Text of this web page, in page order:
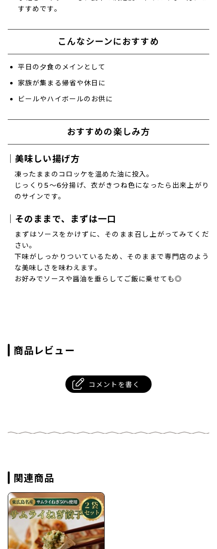
すすめです。
こんなシーンにおすすめ
平日の夕食のメインとして
家族が集まる帰省や休日に
ビールやハイボールのお供に
おすすめの楽しみ方
｜美味しい揚げ方
凍ったままのコロッケを温めた油に投入。
じっくり5～6分揚げ、衣がきつね色になったら出来上がり
のサインです。
｜そのままで、まずは一口
まずはソースをかけずに、そのまま召し上がってみてくだ
さい。
下味がしっかりついているため、そのままで専門店のよう
な美味しさを味わえます。
お好みでソースや醤油を垂らしてご飯に乗せても◎
商品レビュー
コメントを書く
関連商品